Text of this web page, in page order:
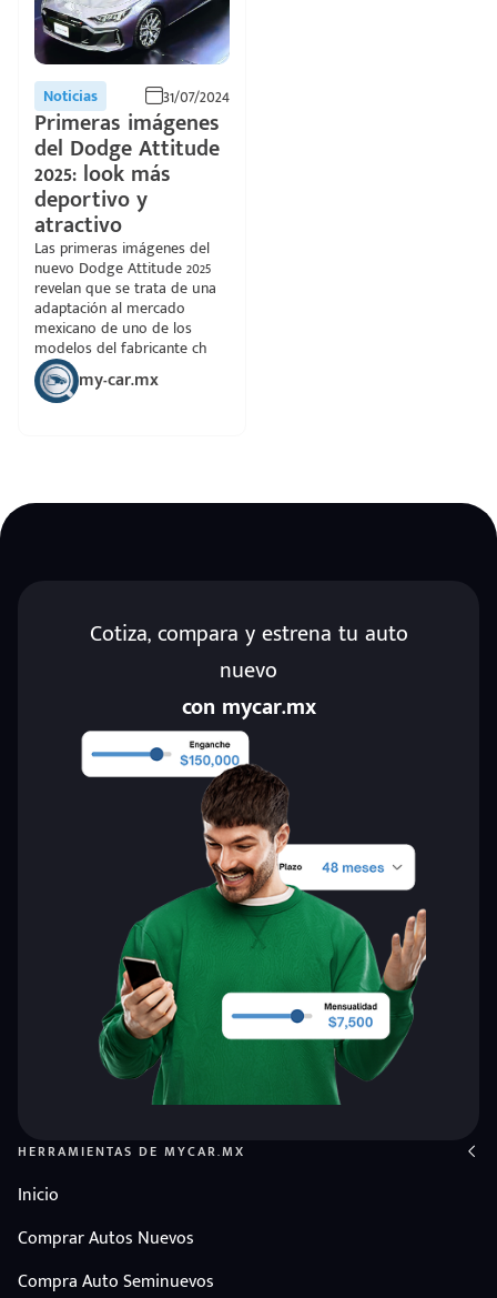
Noticias 31/07/2024
Primeras imágenes
del Dodge Attitude
2025: look más
deportivo y
atractivo
Las primeras imágenes del
nuevo Dodge Attitude 2025
revelan que se trata de una
adaptación al mercado
mexicano de uno de los
modelos del fabricante ch
my-car.mx
Cotiza, compara y estrena tu auto
nuevo
con mycar.mx
HERRAMIENTAS DE MYCAR.MX
Inicio
Comprar Autos Nuevos
Compra Auto Seminuevos